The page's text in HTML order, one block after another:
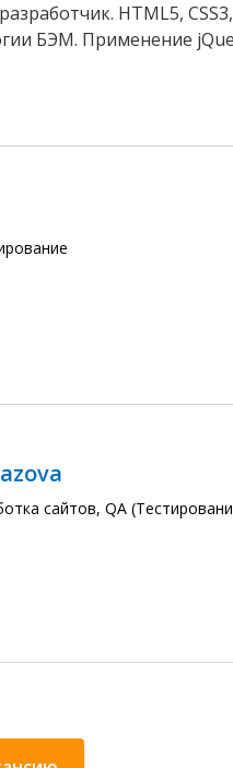
HTML5, CSS3,
БЭМ. Применение
сайтов, QA